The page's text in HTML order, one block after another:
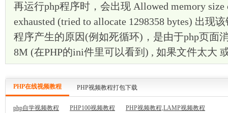
再运行php程序时，会出现 Allowed memory size
exhausted (tried to allocate 1298358 bytes) 出现
程序产生的原因(例如死循环)，是由于php页面
8M (在PHP的ini件里可以看到) , 如果文件太大
PHP在线视频教程 PHP视频教程打包下载
php自学视频教程 PHP100视频教程 PHP视频教程,LAMP视频教程